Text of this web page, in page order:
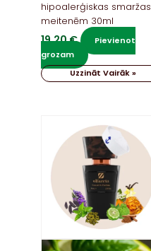
hipoalerģiskas smaržas
meitenēm 30ml
19,20€
Pievienot
grozam
Uzzināt Vairāk »